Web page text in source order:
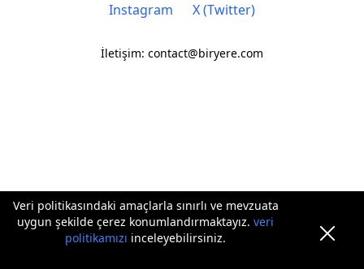
Veri politikasındaki amaçlarla sınırlı ve mevzuata
uygun şekilde çerez konumlandırmaktayız.veri
politikamızı inceleyebilirsiniz.
Instagram X (Twitter)
İletişim: contact@biryere.com